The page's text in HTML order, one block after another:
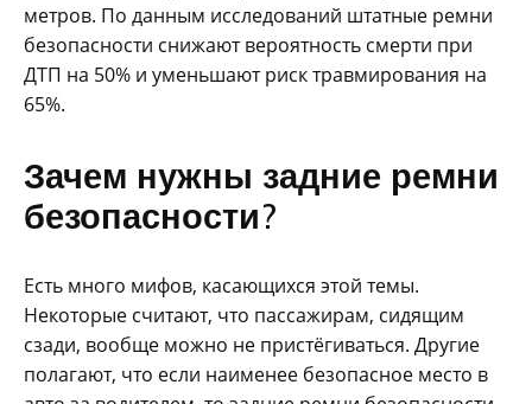
метров. По данным исследований штатные ремни
безопасности снижают вероятность смерти при
ДТП на 50% и уменьшают риск травмирования на
65%.
Зачем нужны задние ремни
безопасности?
Есть много мифов, касающихся этой темы.
Некоторые считают, что пассажирам, сидящим
сзади, вообще можно не пристёгиваться. Другие
полагают, что если наименее безопасное место в